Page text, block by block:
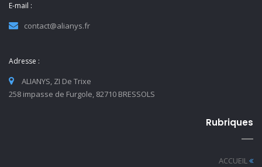
E-mail :
contact@alianys.fr
Adresse :
ALIANYS, ZI De Trixe
258 impasse de Furgole, 82710 BRESSOLS
Rubriques
ACCUEIL